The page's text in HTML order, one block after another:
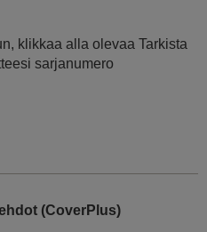
klikkaa alla olevaa Tarkista
sarjanumero
(CoverPlus)